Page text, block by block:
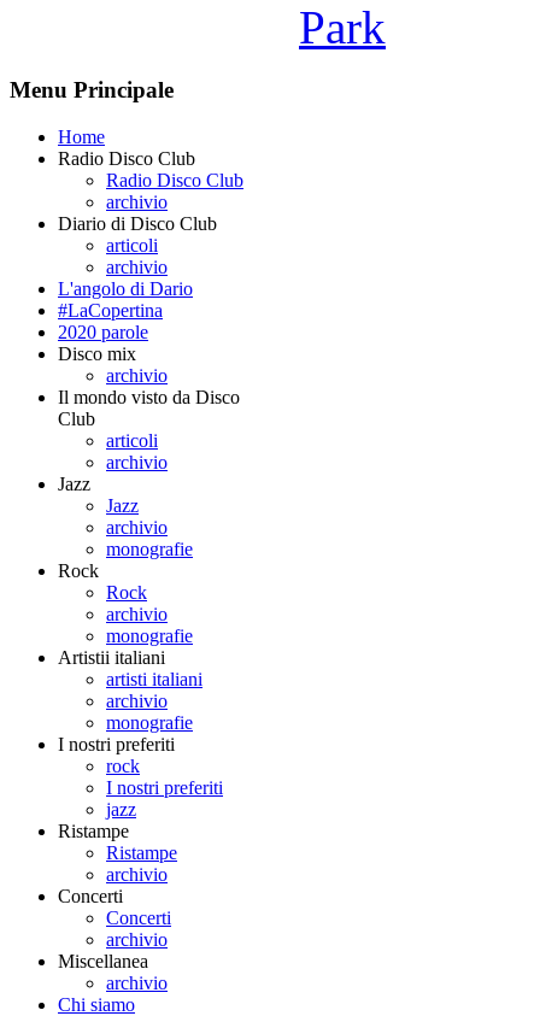
Park
Menu Principale
Home
Radio Disco Club
Radio Disco Club
archivio
Diario di Disco Club
articoli
archivio
L'angolo di Dario
#LaCopertina
2020 parole
Disco mix
archivio
Il mondo visto da Disco
Club
articoli
archivio
Jazz
Jazz
archivio
monografie
Rock
Rock
archivio
monografie
Artistii italiani
artisti italiani
archivio
monografie
I nostri preferiti
rock
I nostri preferiti
jazz
Ristampe
Ristampe
archivio
Concerti
Concerti
archivio
Miscellanea
archivio
Chi siamo